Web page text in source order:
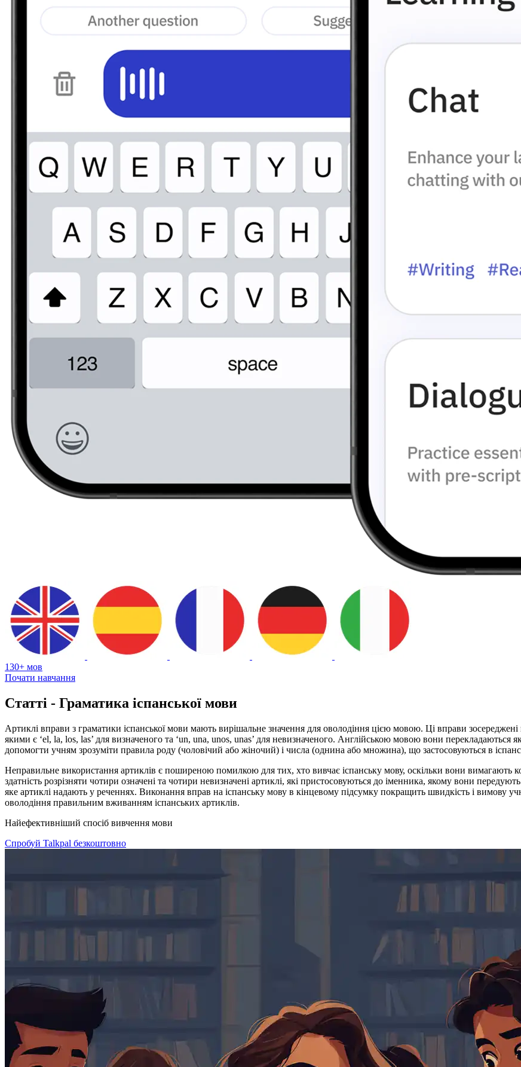
130+ мов
Почати навчання
Статті - Граматика іспанської мови
Артиклі вправи з граматики іспанської мови мають вирішальне значення для оволодіння цією мовою. Ці вправи
якими є ‘el, la, los, las’ для визначеного та ‘un, una, unos, unas’ для невизначеного. Англійською мовою вони перекладаються
допомогти учням зрозуміти правила роду (чоловічий або жіночий) і числа (однина або множина), що застосовуються в
Неправильне використання артиклів є поширеною помилкою для тих, хто вивчає іспанську мову, оскільки вони вимагають
здатність розрізняти чотири означені та чотири невизначені артиклі, які пристосовуються до іменника, якому вони
яке артиклі надають у реченнях. Виконання вправ на іспанську мову в кінцевому підсумку покращить швидкість і вимову
оволодіння правильним вживанням іспанських артиклів.
Найефективніший спосіб вивчення мови
Спробуй Talkpal безкоштовно